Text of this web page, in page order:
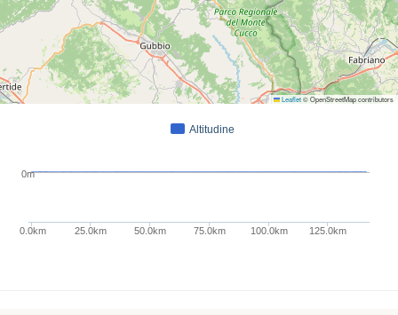
Leaflet© OpenStreetMap contributors
Altitudine
0.0km 25.0km 50.0km 75.0km 100.0km 125.0km
0m